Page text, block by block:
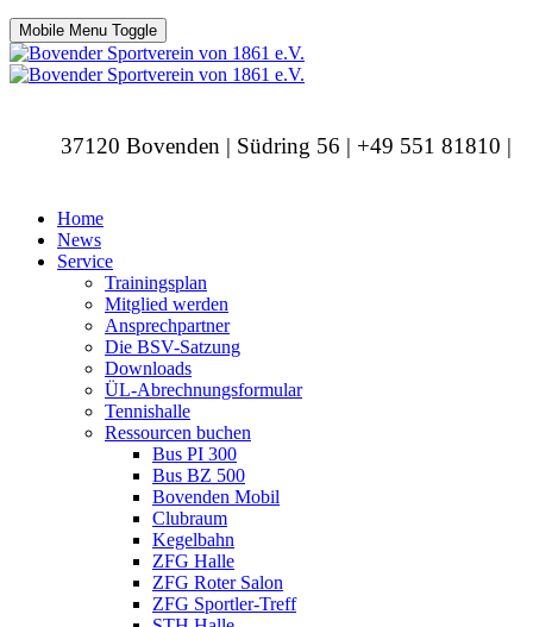
Mobile Menu Toggle
37120 Bovenden | Südring 56 | +49 551 81810 |
Home
News
Service
Trainingsplan
Mitglied werden
Ansprechpartner
Die BSV-Satzung
Downloads
ÜL-Abrechnungsformular
Tennishalle
Ressourcen buchen
Bus PI 300
Bus BZ 500
Bovenden Mobil
Clubraum
Kegelbahn
ZFG Halle
ZFG Roter Salon
ZFG Sportler-Treff